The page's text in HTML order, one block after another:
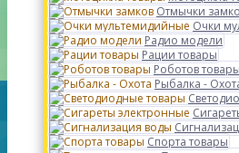
Отмычки
Очки
Радио модели
Рации товары
Роботов товары
Рыбалка -
Спорта товары